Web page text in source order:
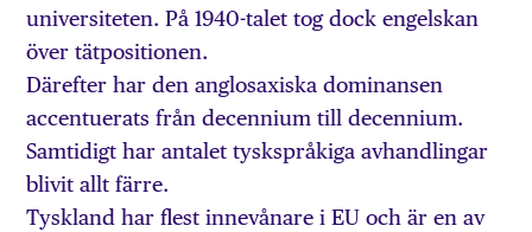
universiteten. På 1940-talet tog dock engelskan
över tätpositionen.
Därefter har den anglosaxiska dominansen
accentuerats från decennium till decennium.
Samtidigt har antalet tyskspråkiga avhandlingar
blivit allt färre.
Tyskland har flest innevånare i EU och är en av